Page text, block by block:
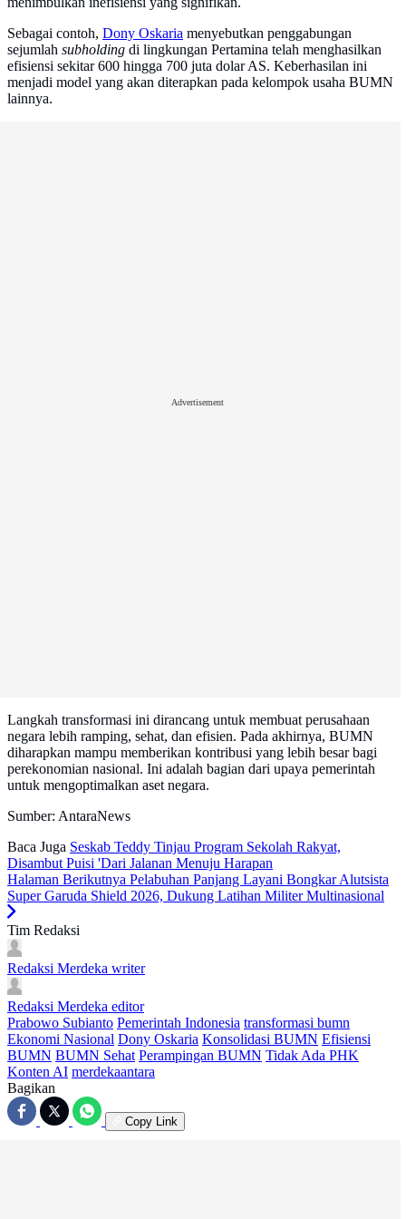
Sebagai contoh, Dony Oskaria menyebutkan penggabungan
sejumlah subholding di lingkungan Pertamina telah menghasilkan
efisiensi sekitar 600 hingga 700 juta dolar AS. Keberhasilan ini
menjadi model yang akan diterapkan pada kelompok usaha BUMN
lainnya.
Advertisement
Langkah transformasi ini dirancang untuk membuat perusahaan
negara lebih ramping, sehat, dan efisien. Pada akhirnya, BUMN
diharapkan mampu memberikan kontribusi yang lebih besar bagi
perekonomian nasional. Ini adalah bagian dari upaya pemerintah
untuk mengoptimalkan aset negara.
Sumber: AntaraNews
Baca Juga Seskab Teddy Tinjau Program Sekolah Rakyat,
Disambut Puisi 'Dari Jalanan Menuju Harapan
Halaman Berikutnya Pelabuhan Panjang Layani Bongkar Alutsista
Super Garuda Shield 2026, Dukung Latihan Militer Multinasional
Tim Redaksi
Redaksi Merdeka writer
Redaksi Merdeka editor
Prabowo Subianto Pemerintah Indonesia transformasi bumn
Ekonomi Nasional Dony Oskaria Konsolidasi BUMN Efisiensi
BUMN BUMN Sehat Perampingan BUMN Tidak Ada PHK
Konten AI merdekaantara
Bagikan
Copy Link